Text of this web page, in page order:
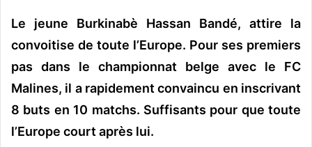
e
Le jeune Burkinabè Hassan Bandé, attire la
convoitise de toute l’Europe. Pour ses premiers
pas dans le championnat belge avec le FC
Malines, il a rapidement convaincu en inscrivant
8 buts en 10 matchs. Suffisants pour que toute
l’Europe court après lui.